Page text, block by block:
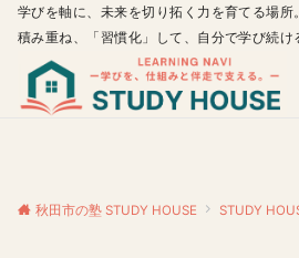
学びを軸に、未来を切り拓く力を育てる場
積み重ね、「習慣化」して、自分で学び続け
秋田市の塾 STUDY HOUSE STUDY